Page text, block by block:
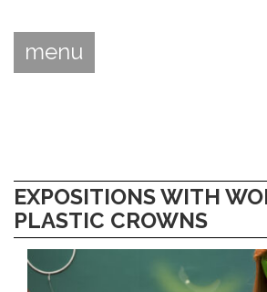
menu
EXPOSITIONS WITH
PLASTIC CROWNS